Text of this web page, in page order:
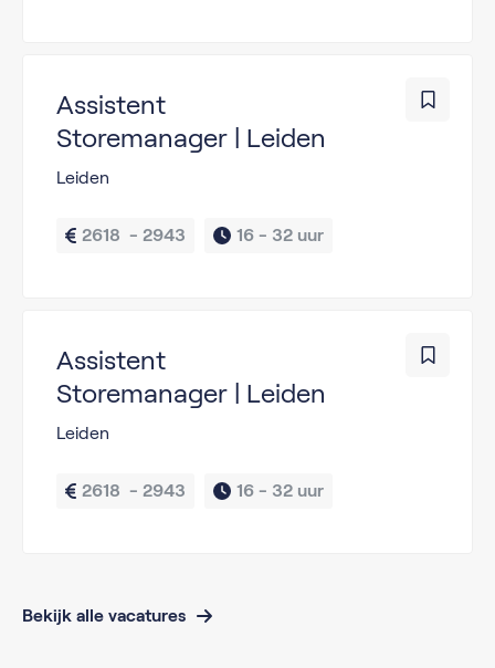
Assistent
Storemanager | Leiden
Leiden
2618  - 2943 16 - 32 uur
Assistent
Storemanager | Leiden
Leiden
2618  - 2943 16 - 32 uur
Bekijk alle vacatures